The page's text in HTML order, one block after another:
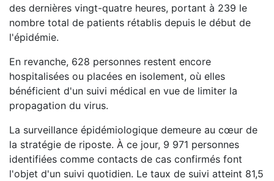
des dernières vingt-quatre heures, portant à 239 le
nombre total de patients rétablis depuis le début de
l'épidémie.
En revanche, 628 personnes restent encore
hospitalisées ou placées en isolement, où elles
bénéficient d'un suivi médical en vue de limiter la
propagation du virus.
La surveillance épidémiologique demeure au cœur de
la stratégie de riposte. À ce jour, 9 971 personnes
identifiées comme contacts de cas confirmés font
l'objet d'un suivi quotidien. Le taux de suivi atteint 81,5